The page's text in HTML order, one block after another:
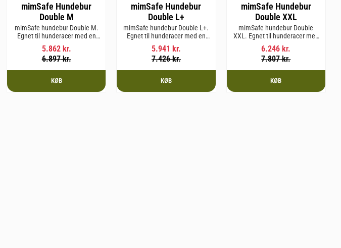
mimSafe Hundebur
Double M
mimSafe hundebur Double M.
Egnet til hunderacer med en
skulderhøjde på op til 58 cm.
5.862kr.
6.897kr.
KØB
mimSafe Hundebur
Double L+
mimSafe hundebur Double L+.
Egnet til hunderacer med en
skulderhøjde på op til 62 cm.
5.941 kr.
7.426kr.
KØB
mimSafe Hundebur
Double XXL
mimSafe hundebur Double
XXL. Egnet til hunderacer med
en skulderhøjde på op til 64
cm.
6.246 kr.
7.807kr.
KØB